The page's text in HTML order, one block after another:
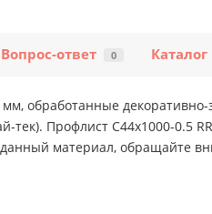
Вопрос-ответ 0 Каталог
обработанные
тек). Профлист С44х1000-0.5
материал, обращайте